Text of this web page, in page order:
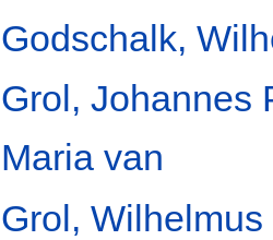
Godschalk,
Grol, Johannes
Maria van
Grol, Wilhelmus